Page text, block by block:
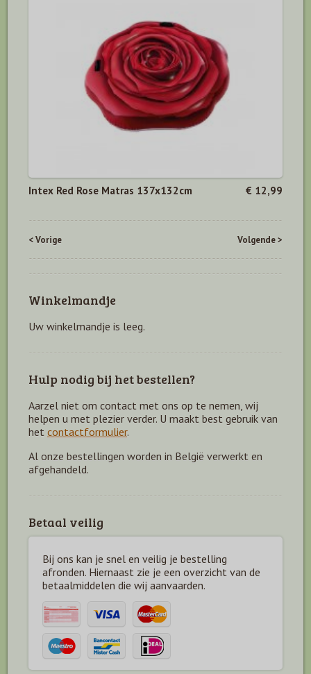
Intex Red Rose Matras 137x132cm € 12,99
< Vorige Volgende >
Winkelmandje
Uw winkelmandje is leeg.
Hulp nodig bij het bestellen?
Aarzel niet om contact met ons op te nemen, wij
helpen u met plezier verder. U maakt best gebruik van
het contactformulier.
Al onze bestellingen worden in België verwerkt en
afgehandeld.
Betaal veilig
Bij ons kan je snel en veilig je bestelling
afronden. Hiernaast zie je een overzicht van de
betaalmiddelen die wij aanvaarden.